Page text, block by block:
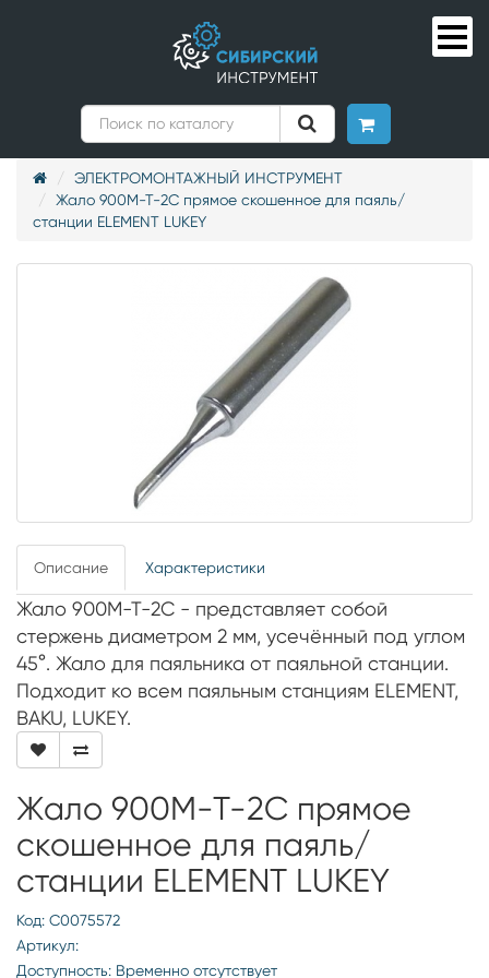
ЭЛЕКТРОМОНТАЖНЫЙ ИНСТРУМЕНТ
Жало 900M-T-2С прямое скошенное для паяль/
станции ELEMENT LUKEY
Описание Характеристики
Жало 900M-T-2C - представляет собой
стержень диаметром 2 мм, усечённый под углом
45°. Жало для паяльника от паяльной станции.
Подходит ко всем паяльным станциям ELEMENT,
BAKU, LUKEY.
Жало 900M-T-2С прямое
скошенное для паяль/
станции ELEMENT LUKEY
Код: С0075572
Артикул:
Доступность: Временно отсутствует